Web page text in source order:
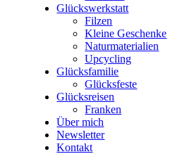
Glückswerkstatt
Filzen
Kleine Geschenke
Naturmaterialien
Upcycling
Glücksfamilie
Glücksfeste
Glücksreisen
Franken
Über mich
Newsletter
Kontakt